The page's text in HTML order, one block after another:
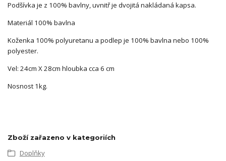
Podšívka je z 100% bavlny, uvnitř je dvojitá nakládaná kapsa.
Materiál 100% bavlna
Koženka 100% polyuretanu a podlep je 100% bavlna nebo 100%
polyester.
Vel: 24cm X 28cm hloubka cca 6 cm
Nosnost 1kg.
Zboží zařazeno v kategoriích
Doplňky